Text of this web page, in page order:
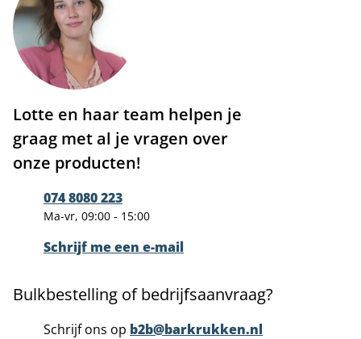
Lotte en haar team helpen je
graag met al je vragen over
onze producten!
074 8080 223
Ma-vr, 09:00 - 15:00
Schrijf me een e-mail
Bulkbestelling of bedrijfsaanvraag?
Schrijf ons op b2b@barkrukken.nl